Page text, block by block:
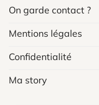
On garde contact ?
Mentions légales
Confidentialité
Ma story